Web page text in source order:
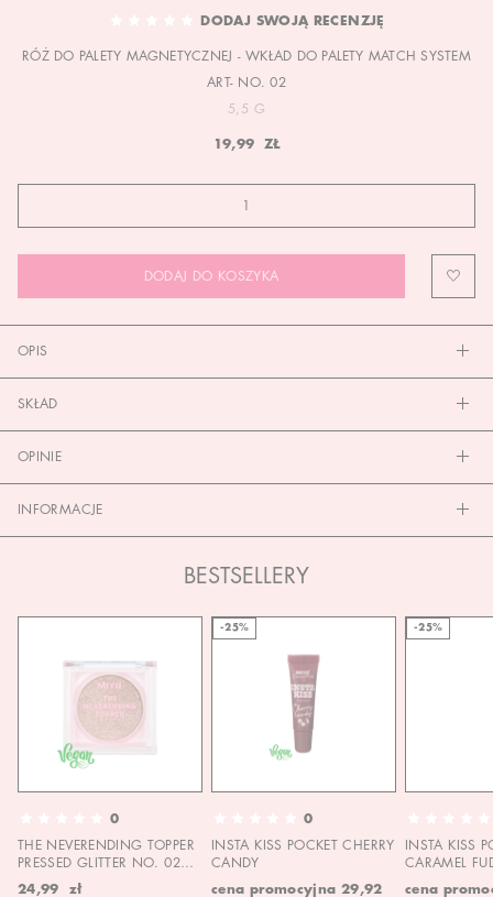
BEGINNING
DODAJ SWOJĄ RECENZJĘ
RÓŻ DO PALETY MAGNETYCZNEJ - WKŁAD DO PALETY MATCH SYSTEM
ART- NO. 02
5,5 G
19,99 ZŁ
DODAJ DO KOSZYKA
OPIS
SKŁAD
OPINIE
INFORMACJE
BESTSELLERY
0
THE NEVERENDING TOPPER
PRESSED GLITTER NO. 02
MOON CHILD
24,99 zł
-25%
0
INSTA KISS POCKET CHERRY
CANDY
cena promocyjna 29,92
-25%
INSTA KISS
CARAMEL
cena